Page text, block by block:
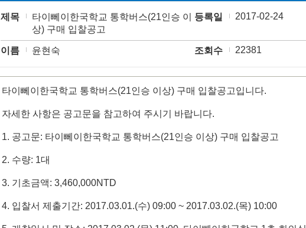
제목
타이뻬이한국학교 통학버스(21인승 이
상) 구매 입찰공고
등록일 2017-02-24
이름 윤현숙 조회수 22381
타이뻬이한국학교 통학버스(21인승 이상) 구매 입찰공고입니다.
자세한 사항은 공고문을 참고하여 주시기 바랍니다.
1. 공고문: 타이뻬이한국학교 통학버스(21인승 이상) 구매 입찰공고
2. 수량: 1대
3. 기초금액: 3,460,000NTD
4. 입찰서 제출기간: 2017.03.01.(수) 09:00 ~ 2017.03.02.(목) 10:00